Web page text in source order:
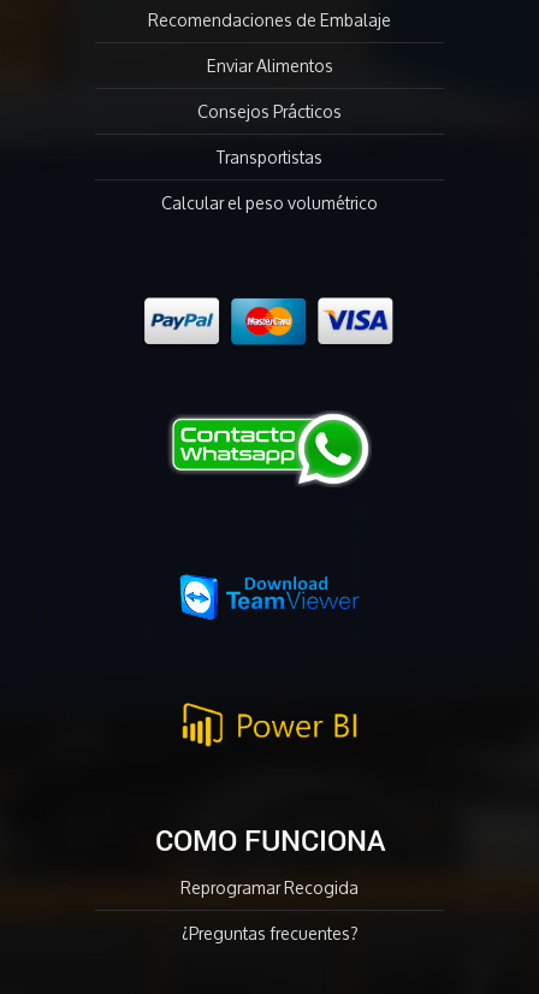
Recomendaciones de Embalaje
Enviar Alimentos
Consejos Prácticos
Transportistas
Calcular el peso volumétrico
COMO FUNCIONA
Reprogramar Recogida
¿Preguntas frecuentes?